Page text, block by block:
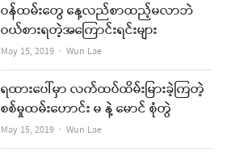
ဝန်ထမ်းတွေ နေ့လည်စာထည့်မလာဘဲ
ဝယ်စားရတဲ့အကြောင်းရင်းများ
May 15, 2019 Author
Wun Lae
ရထားပေါ်မှာ လက်ထပ်ထိမ်းမြားခဲ့ကြတဲ့
စစ်မှုထမ်းဟောင်း မ နဲ့ မောင် စုံတွဲ
May 15, 2019 Author
Wun Lae